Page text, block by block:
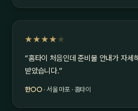
★★★★ ★
“홈타이 처음인데 준비물 안내가 자세
받았습니다.”
한○○ · 서울 마포 · 홈타이